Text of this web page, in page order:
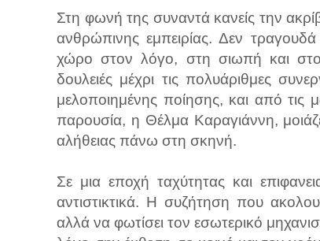
Στη φωνή της συναντά κανείς την
ανθρώπινης εμπειρίας. Δεν
χώρο στον λόγο, στη σιωπή και στο
δουλειές μέχρι τις πολυάριθμες
μελοποιημένης ποίησης, και από τις
παρουσία, η Θέλμα Καραγιάννη,
αλήθειας πάνω στη σκηνή.
Σε μια εποχή ταχύτητας και
αντιστικτικά. Η συζήτηση που
αλλά να φωτίσει τον εσωτερικό